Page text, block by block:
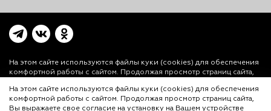
На этом сайте используются файлы куки (cookies) для обеспечения
комфортной работы с сайтом. Продолжая просмотр страниц сайта,
использование файлов куки. Более подробная информация
предоставлена вПолитике использования файлов куки (cookies)и
На этом сайте используются файлы куки (cookies) для обеспечения
комфортной работы с сайтом. Продолжая просмотр страниц сайта,
Вы выражаете свое согласие на установку на Вашем устройстве